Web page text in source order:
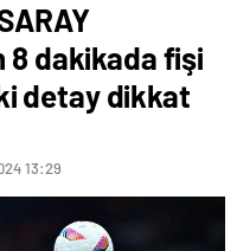
8 dakikada fişi
detay dikkat
13:29